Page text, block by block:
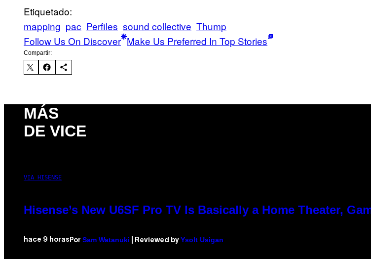
Etiquetado:
mapping pac Perfiles sound collective Thump
Follow Us On Discover Make Us Preferred In Top Stories
Compartir:
MÁS
DE VICE
VIA HISENSE
Hisense’s New U6SF Pro TV Is Basically a Home Theater,
hace 9 horas Por Sam Watanuki | Reviewed by Ysolt Usigan